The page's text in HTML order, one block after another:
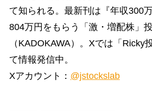
て知られる。最新刊は『年収300
804万円をもらう「激・増配株」投
（KADOKAWA）。Xでは「Ricky
て情報発信中。
Xアカウント： @jstockslab